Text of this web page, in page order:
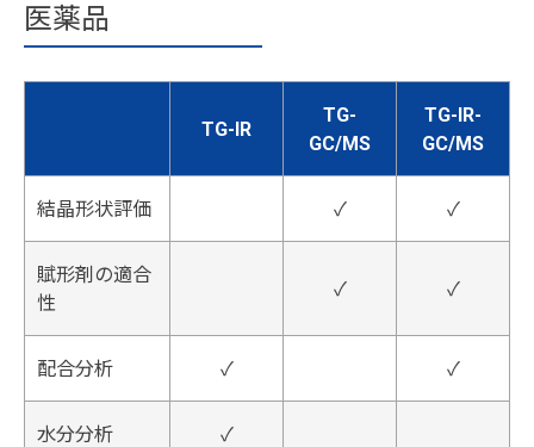
医薬品
TG-IR
TG-
GC/MS
TG-IR-
GC/MS
結晶形状評価 ✓ ✓
賦形剤の適合
性
✓ ✓
配合分析 ✓ ✓
水分分析 ✓